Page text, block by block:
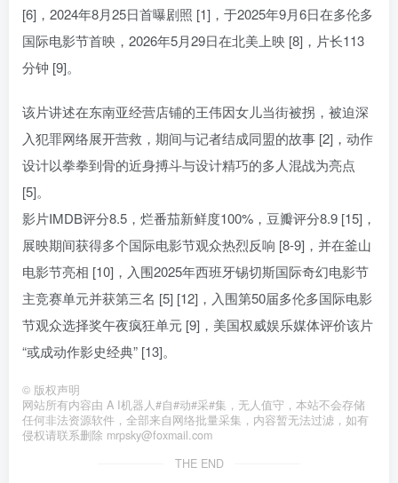
[6]，2024年8月25日首曝剧照 [1]，于2025年9月6日在多伦多
国际电影节首映，2026年5月29日在北美上映 [8]，片长113
分钟 [9]。
该片讲述在东南亚经营店铺的王伟因女儿当街被拐，被迫深
入犯罪网络展开营救，期间与记者结成同盟的故事 [2]，动作
设计以拳拳到骨的近身搏斗与设计精巧的多人混战为亮点
[5]。
影片IMDB评分8.5，烂番茄新鲜度100%，豆瓣评分8.9 [15]，
展映期间获得多个国际电影节观众热烈反响 [8-9]，并在釜山
电影节亮相 [10]，入围2025年西班牙锡切斯国际奇幻电影节
主竞赛单元并获第三名 [5] [12]，入围第50届多伦多国际电影
节观众选择奖午夜疯狂单元 [9]，美国权威娱乐媒体评价该片
“或成动作影史经典” [13]。
© 版权声明
网站所有内容由 A I机器人#自#动#采#集，无人值守，本站不会存储
任何非法资源软件，全部来自网络批量采集，内容暂无法过滤，如有
侵权请联系删除 mrpsky@foxmail.com
THE END